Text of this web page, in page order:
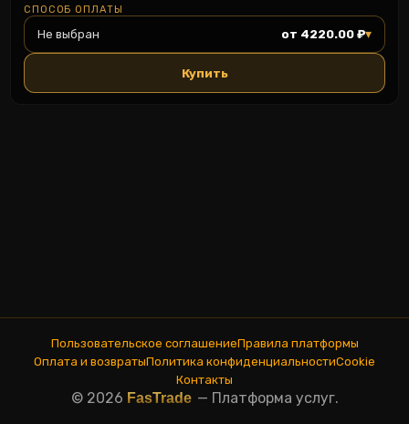
СПОСОБ ОПЛАТЫ
Не выбран от 4220.00 ₽▾
Купить
Пользовательское соглашениеПравила платформы
Оплата и возвратыПолитика конфиденциальностиCookie
Контакты
© 2026 FasTrade — Платформа услуг.